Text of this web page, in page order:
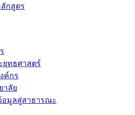
กสูตร
ยุทธศาสตร์
ค์กร
าลัย
อมูลสู่สาธารณะ